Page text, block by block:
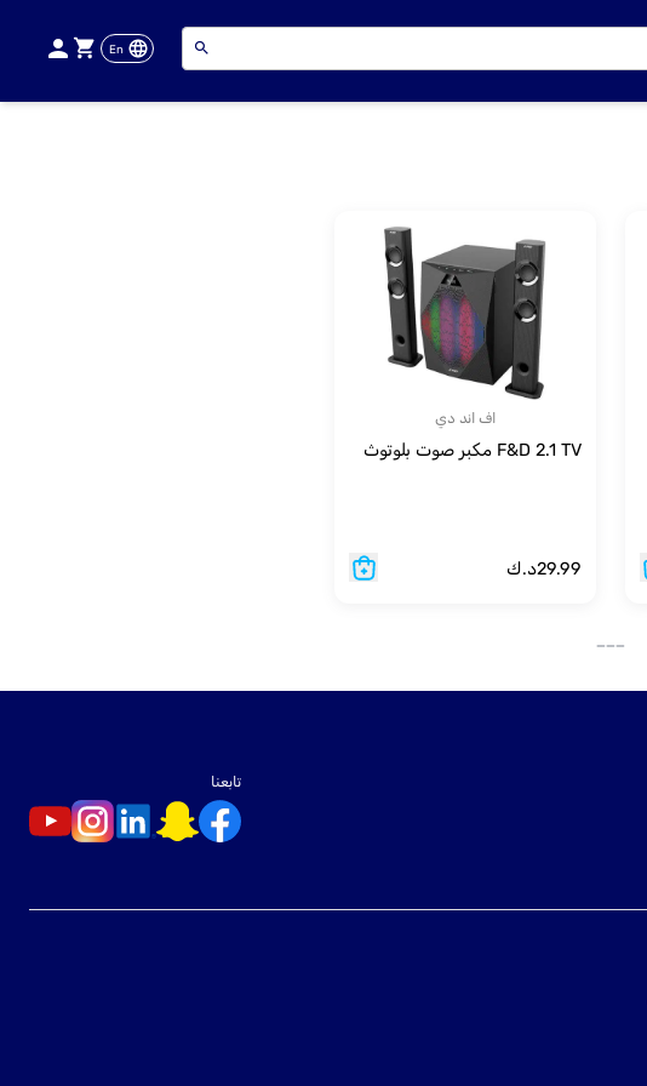
En
اف اند دي
F&D 2.1 TV مكبر صوت بلوتوث
29.99د.ك
___
تابعنا